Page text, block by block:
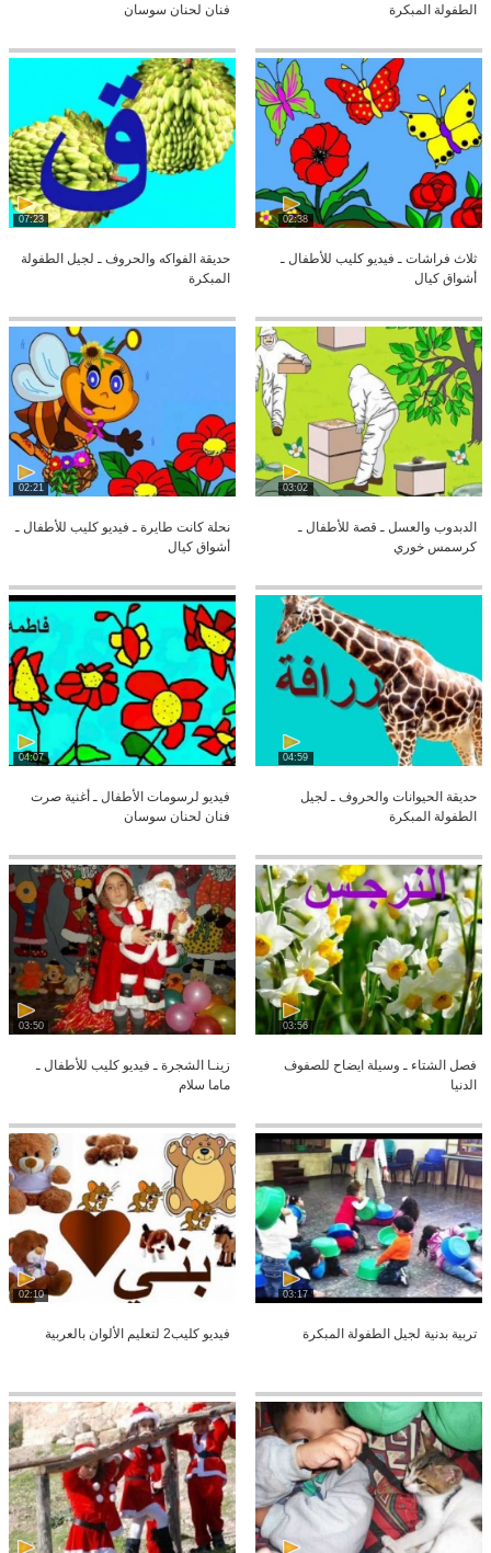
الطفولة المبكرة
فنان لحنان سوسان
02:38
ثلاث فراشات ـ فيديو كليب للأطفال ـ
أشواق كيال
07:23
حديقة الفواكه والحروف ـ لجيل الطفولة
المبكرة
03:02
الدبدوب والعسل ـ قصة للأطفال ـ
كرسمس خوري
02:21
نحلة كانت طايرة ـ فيديو كليب للأطفال ـ
أشواق كيال
04:59
حديقة الحيوانات والحروف ـ لجيل
الطفولة المبكرة
04:07
فيديو لرسومات الأطفال ـ أغنية صرت
فنان لحنان سوسان
03:56
فصل الشتاء ـ وسيلة ايضاح للصفوف
الدنيا
03:50
زينـا الشجرة ـ فيديو كليب للأطفال ـ
ماما سلام
03:17
تربية بدنية لجيل الطفولة المبكرة
02:10
فيديو كليب2 لتعليم الألوان بالعربية